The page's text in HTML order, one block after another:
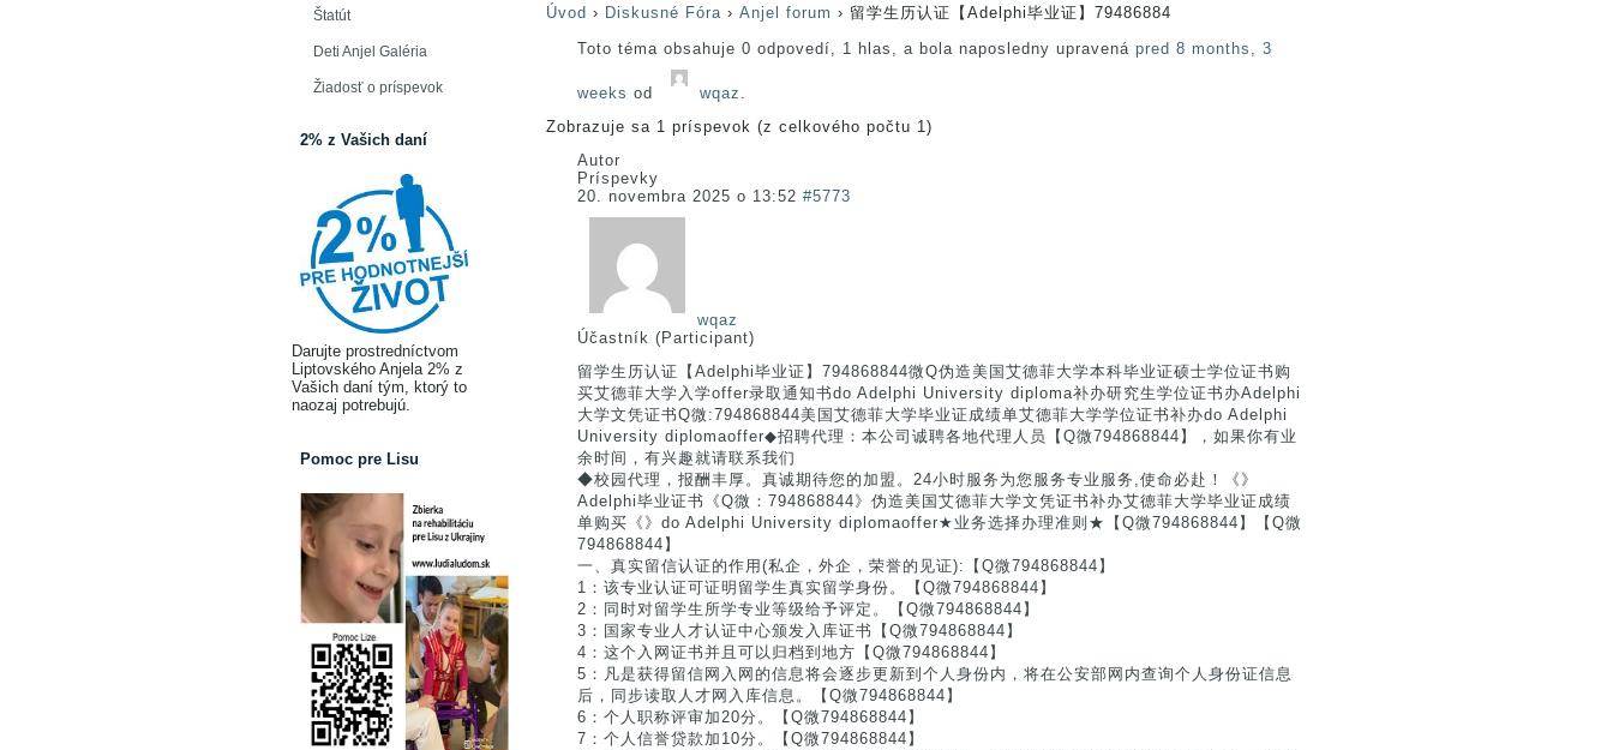
Štatút
Deti Anjel Galéria
Žiadosť o príspevok
2% z Vašich daní
Darujte prostredníctvom
Liptovského Anjela 2% z
Vašich daní tým, ktorý to
naozaj potrebujú.
Pomoc pre Lisu
Úvod › Diskusné Fóra › Anjel forum › 留学生历认证【Adelphi毕业证】79486884
Toto téma obsahuje 0 odpovedí, 1 hlas, a bola naposledny upravená pred 8 months, 3
weeks od wqaz .
Zobrazuje sa 1 príspevok (z celkového počtu 1)
Autor
Príspevky
20. novembra 2025 o 13:52 #5773
wqaz
Účastník (Participant)
留学生历认证【Adelphi毕业证】794868844微Q伪造美国艾德菲大学本科毕业证硕士学位证书购
买艾德菲大学入学offer录取通知书do Adelphi University diploma补办研究生学位证书办Adelphi
大学文凭证书Q微:794868844美国艾德菲大学毕业证成绩单艾德菲大学学位证书补办do Adelphi
University diplomaoffer◆招聘代理：本公司诚聘各地代理人员【Q微794868844】，如果你有业
余时间，有兴趣就请联系我们
◆校园代理，报酬丰厚。真诚期待您的加盟。24小时服务为您服务专业服务,使命必赴！《》
Adelphi毕业证书《Q微：794868844》伪造美国艾德菲大学文凭证书补办艾德菲大学毕业证成绩
单购买《》do Adelphi University diplomaoffer★业务选择办理准则★【Q微794868844】【Q微
794868844】
一、真实留信认证的作用(私企，外企，荣誉的见证):【Q微794868844】
1：该专业认证可证明留学生真实留学身份。【Q微794868844】
2：同时对留学生所学专业等级给予评定。【Q微794868844】
3：国家专业人才认证中心颁发入库证书【Q微794868844】
4：这个入网证书并且可以归档到地方【Q微794868844】
5：凡是获得留信网入网的信息将会逐步更新到个人身份内，将在公安部网内查询个人身份证信息
后，同步读取人才网入库信息。【Q微794868844】
6：个人职称评审加20分。【Q微794868844】
7：个人信誉贷款加10分。【Q微794868844】